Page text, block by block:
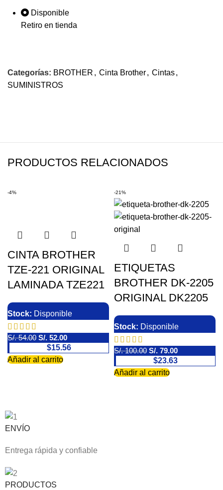
Disponible
Retiro en tienda
Categorías: BROTHER , Cinta Brother, Cintas,
SUMINISTROS
PRODUCTOS RELACIONADOS
-4%
CINTA BROTHER
TZE-221 ORIGINAL
LAMINADA TZE221
Stock: Disponible
S/.54.00 S/. 52.00
$15.56
Añadir al carrito
-21%
ETIQUETAS
BROTHER DK-2205
ORIGINAL DK2205
Stock: Disponible
S/.100.00 S/. 79.00
$23.63
Añadir al carrito
ENVÍO
Entrega rápida y confiable
PRODUCTOS